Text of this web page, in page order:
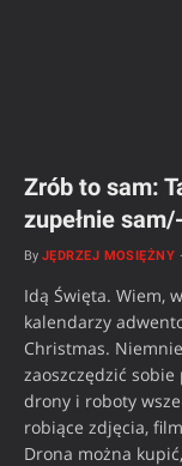
Zrób to sam:
zupełnie
By JĘDRZEJ MOSIĘŻNY
Idą Święta. Wiem,
kalendarzy
Christmas.
zaoszczędzić
drony i roboty
robiące zdjęcia,
Drona można